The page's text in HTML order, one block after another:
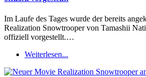
Im Laufe des Tages wurde der bereits
Realization Snowtrooper von Tamashii
offiziell vorgestellt.…
Weiterlesen...